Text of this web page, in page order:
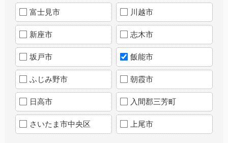
富士見市 川越市
新座市 志木市
坂戸市 飯能市
ふじみ野市 朝霞市
日高市 入間郡三芳町
さいたま市中央区 上尾市